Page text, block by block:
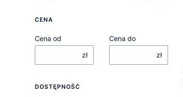
CENA
Cena od
zł
Cena do
zł
DOSTĘPNOŚĆ